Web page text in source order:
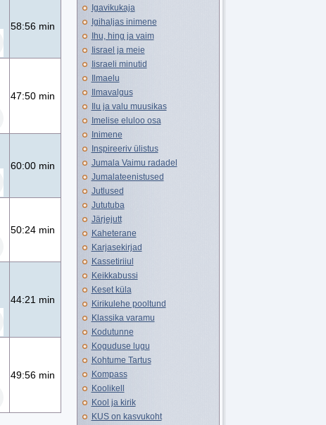
58:56 min
47:50 min
60:00 min
50:24 min
44:21 min
49:56 min
Igavikukaja
Igihaljas inimene
Ihu, hing ja vaim
Iisrael ja meie
Iisraeli minutid
Ilmaelu
Ilmavalgus
Ilu ja valu muusikas
Imelise eluloo osa
Inimene
Inspireeriv ülistus
Jumala Vaimu radadel
Jumalateenistused
Jutlused
Jututuba
Järjejutt
Kaheterane
Karjasekirjad
Kassetiriiul
Keikkabussi
Keset küla
Kirikulehe pooltund
Klassika varamu
Kodutunne
Koguduse lugu
Kohtume Tartus
Kompass
Koolikell
Kool ja kirik
KUS on kasvukoht